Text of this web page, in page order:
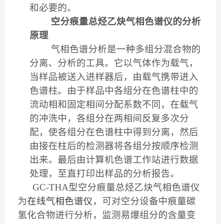
和必要的。
空分痕量总烃乙炔气相色谱仪的分析
原理
气相色谱分析是一种多组分混合物的
分离、分析的工具。它以气体作为载气，
当样品被送入进样器后，由载气携带进入
色谱柱。由于样品中各组分在色谱柱中的
流动相和固定相间分配系数不同，在载气
的冲洗中，各组分在两相间反复多次分
配，使各组分在色谱柱中得到分离，然后
由接在柱后的检测器将各组分按顺序检测
出来。最后由计算机色谱工作站进行数据
处理，至直打印出样品的分析报告。
GC-THA型空分痕量总烃乙炔气相色谱仪
为在线气相色谱仪 ，可对空分设备中痕量碳
氢化合物进行分析，监测易爆组分的含量变